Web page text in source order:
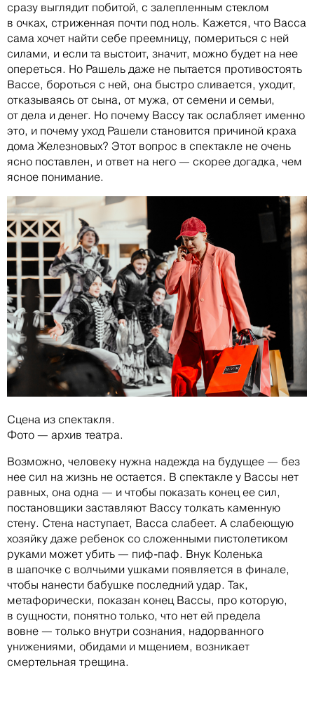
сразу выглядит побитой, с залепленным стеклом
в очках, стриженная почти под ноль. Кажется, что Васса
сама хочет найти себе преемницу, помериться с ней
силами, и если та выстоит, значит, можно будет на нее
опереться. Но Рашель даже не пытается противостоять
Вассе, бороться с ней, она быстро сливается, уходит,
отказываясь от сына, от мужа, от семени и семьи,
от дела и денег. Но почему Вассу так ослабляет именно
это, и почему уход Рашели становится причиной краха
дома Железновых? Этот вопрос в спектакле не очень
ясно поставлен, и ответ на него — скорее догадка, чем
ясное понимание.
Сцена из спектакля.
Фото — архив театра.
Возможно, человеку нужна надежда на будущее — без
нее сил на жизнь не остается. В спектакле у Вассы нет
равных, она одна — и чтобы показать конец ее сил,
постановщики заставляют Вассу толкать каменную
стену. Стена наступает, Васса слабеет. А слабеющую
хозяйку даже ребенок со сложенными пистолетиком
руками может убить — пиф-паф. Внук Коленька
в шапочке с волчьими ушками появляется в финале,
чтобы нанести бабушке последний удар. Так,
метафорически, показан конец Вассы, про которую,
в сущности, понятно только, что нет ей предела
вовне — только внутри сознания, надорванного
унижениями, обидами и мщением, возникает
смертельная трещина.